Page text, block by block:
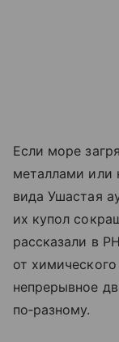
Если море
металлами или
вида Ушастая
их купол
рассказали в
от химического
непрерывное
по‑разному.